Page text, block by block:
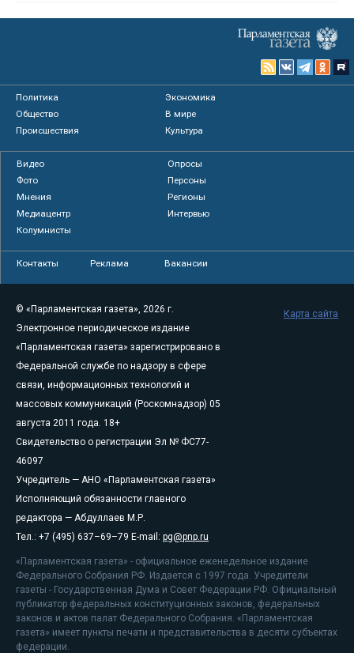
Политика
Экономика
Общество
В мире
Происшествия
Культура
Видео
Опросы
Фото
Персоны
Мнения
Регионы
Медиацентр
Интервью
Колумнисты
Контакты Реклама Вакансии
© «Парламентская газета», 2026 г.
Электронное периодическое издание
«Парламентская газета» зарегистрировано в
Федеральной службе по надзору в сфере
связи, информационных технологий и
массовых коммуникаций (Роскомнадзор) 05
августа 2011 года. 18+
Свидетельство о регистрации Эл № ФС77-
46097
Учредитель — АНО «Парламентская газета»
Исполняющий обязанности главного
редактора — Абдуллаев М.Р.
Тел.: +7 (495) 637–69–79 E-mail: pg@pnp.ru
«Парламентская газета» - официальное еженедельное издание
Федерального Собрания РФ. Издается с 1997 года. Учредители
газеты - Государственная Дума и Совет Федерации РФ. Официальный
публикатор федеральных конституционных законов, федеральных
законов и актов палат Федерального Собрания. «Парламентская
газета» имеет пункты печати и представительства в десяти субъектах
федерации.
Карта сайта